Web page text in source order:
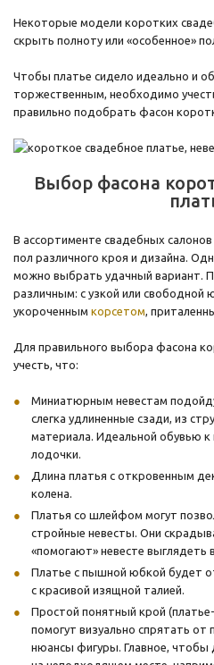
Некоторые модели коротких
скрыть полноту или «особенное»
Чтобы платье сидело идеально и
торжественным, необходимо
правильно подобрать фасон
Выбор фасона
В ассортименте свадебных
пол различного кроя и дизайна.
можно выбрать удачный вариант.
различным: с узкой или свободной
укороченным корсетом,
Для правильного выбора фасона
учесть, что:
Миниатюрным невестам
слегка удлиненные сзади, из
материала. Идеальной обувью к
лодочки.
Длина платья с откровенным
колена.
Платья со шлейфом могут
стройные невесты. Они
«помогают» невесте выглядеть
Платье с пышной юбкой будет
с красивой изящной талией.
Простой понятный крой
помогут визуально спрятать от
нюансы фигуры. Главное, чтобы